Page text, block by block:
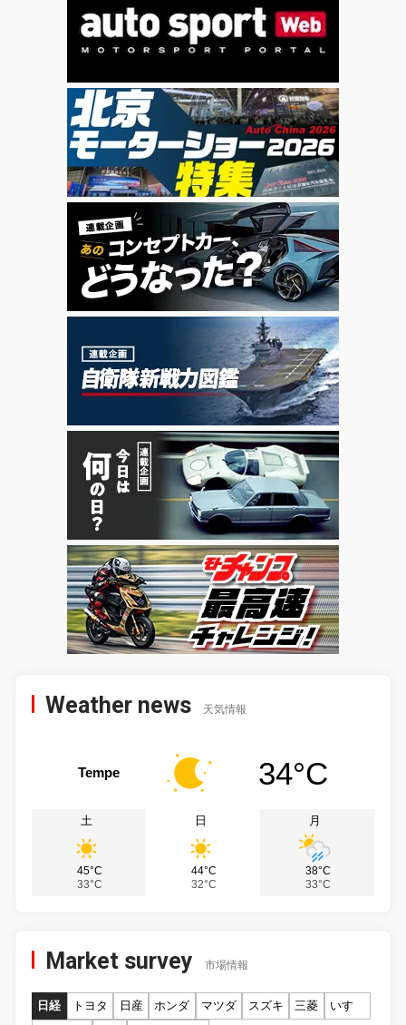
Weather news 天気情報
Tempe 34°C
土
45°C
33°C
日
44°C
32°C
月
38°C
33°C
Market survey 市場情報
日経 トヨタ 日産 ホンダ マツダ スズキ 三菱
いすゞ